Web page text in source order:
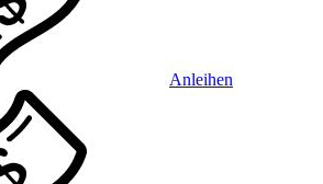
Anleihen